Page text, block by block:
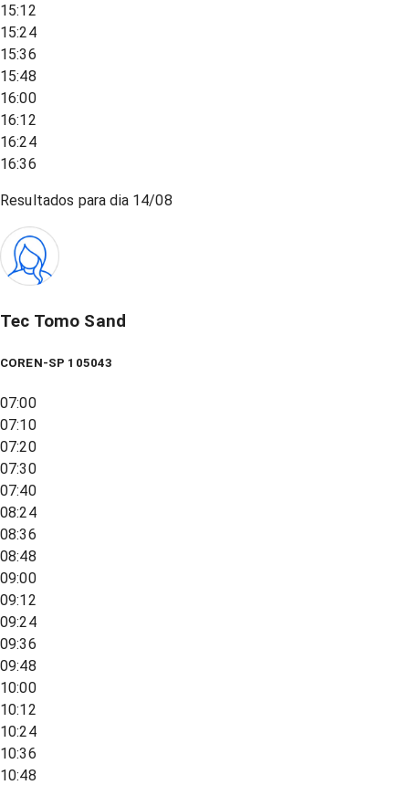
15:12
15:24
15:36
15:48
16:00
16:12
16:24
16:36
Resultados para dia 14/08
Tec Tomo Sand
COREN-SP 105043
07:00
07:10
07:20
07:30
07:40
08:24
08:36
08:48
09:00
09:12
09:24
09:36
09:48
10:00
10:12
10:24
10:36
10:48